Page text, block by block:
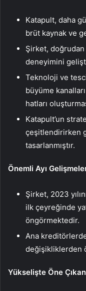
Katapult, daha
brüt kaynak ve
Şirket, doğrudan
deneyimini
Teknoloji ve
büyüme
hatları
Katapult’un
çeşitlendirirken
tasarlanmıştır.
Önemli Ayı
Şirket, 2023
ilk çeyreğinde
öngörmektedir.
Ana
değişikliklerden
Yükselişte Öne